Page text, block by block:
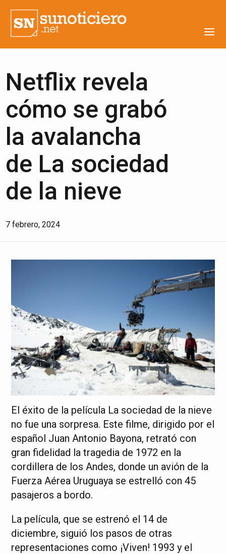
Netflix revela
cómo se grabó
la avalancha
de La sociedad
de la nieve
7 febrero, 2024
El éxito de la película La sociedad de la nieve
no fue una sorpresa. Este filme, dirigido por el
español Juan Antonio Bayona, retrató con
gran fidelidad la tragedia de 1972 en la
cordillera de los Andes, donde un avión de la
Fuerza Aérea Uruguaya se estrelló con 45
pasajeros a bordo.
La película, que se estrenó el 14 de
diciembre, siguió los pasos de otras
representaciones como ¡Viven! 1993 y el